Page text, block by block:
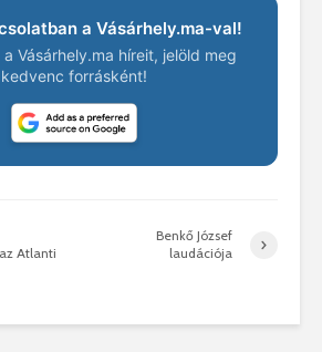
a Vásárhely.ma-val!
Vásárhely.ma híreit, jelöld meg
kedvenc forrásként!
Atlanti
Benkő József
laudációja